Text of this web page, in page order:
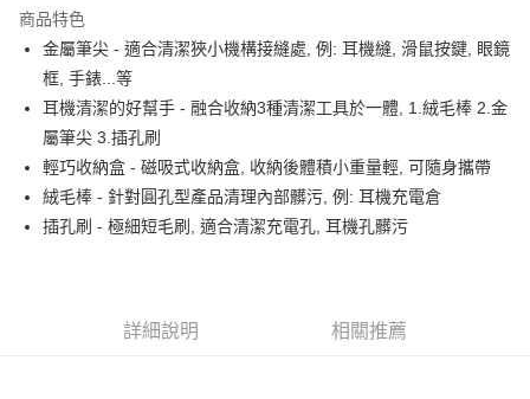
Apple Pay
街口支付
悠遊付
ATM付款
運送方式
商品特色
金屬筆尖 - 適合清潔狹小機構接縫處, 例: 耳機縫, 滑鼠按鍵, 眼鏡
框, 手錶...等
耳機清潔的好幫手 - 融合收納3種清潔工具於一體, 1.絨毛棒 2.金
屬筆尖 3.插孔刷
輕巧收納盒 - 磁吸式收納盒, 收納後體積小重量輕, 可隨身攜帶
絨毛棒 - 針對圓孔型產品清理內部髒污, 例: 耳機充電倉
插孔刷 - 極細短毛刷, 適合清潔充電孔, 耳機孔髒污
詳細說明 相關推薦